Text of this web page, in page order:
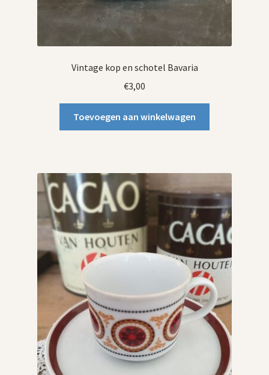
Vintage kop en schotel Bavaria
€3,00
Toevoegen aan winkelwagen